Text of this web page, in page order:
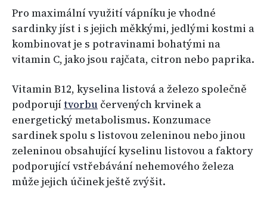
Pro maximální využití vápníku je vhodné
sardinky jíst i s jejich měkkými, jedlými kostmi a
kombinovat je s potravinami bohatými na
vitamin C, jako jsou rajčata, citron nebo paprika.
Vitamin B12, kyselina listová a železo společně
podporují tvorbu červených krvinek a
energetický metabolismus. Konzumace
sardinek spolu s listovou zeleninou nebo jinou
zeleninou obsahující kyselinu listovou a faktory
podporující vstřebávání nehemového železa
může jejich účinek ještě zvýšit.